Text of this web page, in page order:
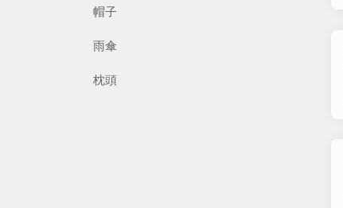
帽子
雨傘
枕頭